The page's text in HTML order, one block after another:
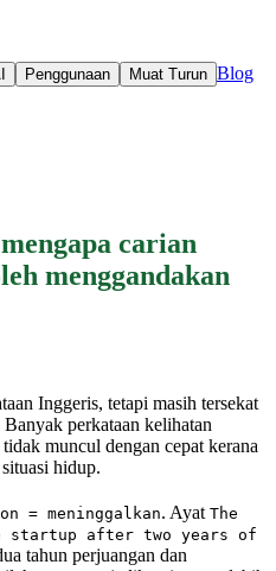
Penggunaan Muat Turun Blog
carian
menggandakan
Inggeris, tetapi masih tersekat
perkataan kelihatan
muncul dengan cepat kerana
hidup.
= meninggalkan. Ayat The
startup after two years of
tahun perjuangan dan